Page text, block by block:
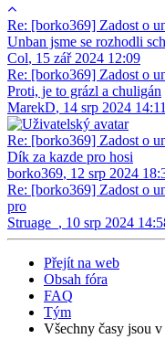
Re: [borko369] Zadost o
Unban jsme se rozhodli
Col, 15 zář 2024 12:09
Re: [borko369] Zadost o
Proti, je to grázl a chuligán
MarekD, 14 srp 2024 14:11
Re: [borko369] Zadost o
Dík za kazde pro hosi
borko369, 12 srp 2024
Re: [borko369] Zadost o
pro
Struage_ , 10 srp 2024
Přejít na web
Obsah fóra
FAQ
Tým
Všechny časy jsou v